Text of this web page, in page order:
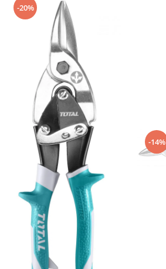
Veste
îmbrăcăminte pentru damă
Rezistent la flacăra
Vizibilitate înalta hi-vis
îmbrăcăminte asistente/doctori
îmbrăcăminte bucătari
îmbrăcăminte de lucru
înaltă vizibilitate hi-vis
Combinezoane
Hanorace
Pantaloni
Pantaloni scurti
Salopetă cu pieptar
Tricouri
-20%
-14%